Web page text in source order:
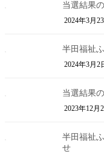
当選結果
2024年3月
半田福祉
2024年3月2
当選結果
2023年12月
半田福祉
せ